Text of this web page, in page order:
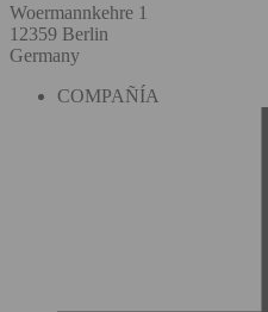
Woermannkehre 1
12359 Berlin
Germany
COMPAÑÍA